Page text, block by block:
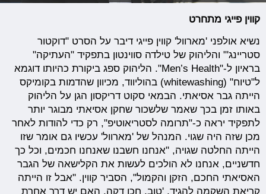
קווין פייגי מתחרט
נשיא אולפני 'מארוול' קווין פייגי דיבר על הסרט "דוקטור
סטריינג'" והליהוק של טילדה סווינטון בתפקיד "העתיקה"
בראיון ל-"Men’s Health". הליהוק ספג ביקורת כהיותו דוגמא
ל"טיוח" (whitewashing) בהוליווד, מכיוון שהדמות בקומיקס
הייתה גבר אסיאתי. הבמאי סקוט דריקסון הגן על הליהוק
באותו זמן בכך שאמר שלשכור שחקן אסיאתי מבוגר יותר
לתפקיד יראה כ-"תרומה לסטריאוטיפ", רק כדי להודות לאחר
מכן שזה היה שגוי. המנהל של 'מארוול' עכשיו גם אומר שזו
הייתה החלטה שגויה, "אנחנו חשבנו שאנחנו חכמים, וכל כך
חדשניים, אנחנו לא הולכים לעשות את הקלישאה של הגבר
האסיאתי החכם, הזקן והקמול", הסביר קווין. "אבל זו הייתה
קריאת השקמה להגיד, 'טוב, חכו דקה, האם יש דרך אחרת